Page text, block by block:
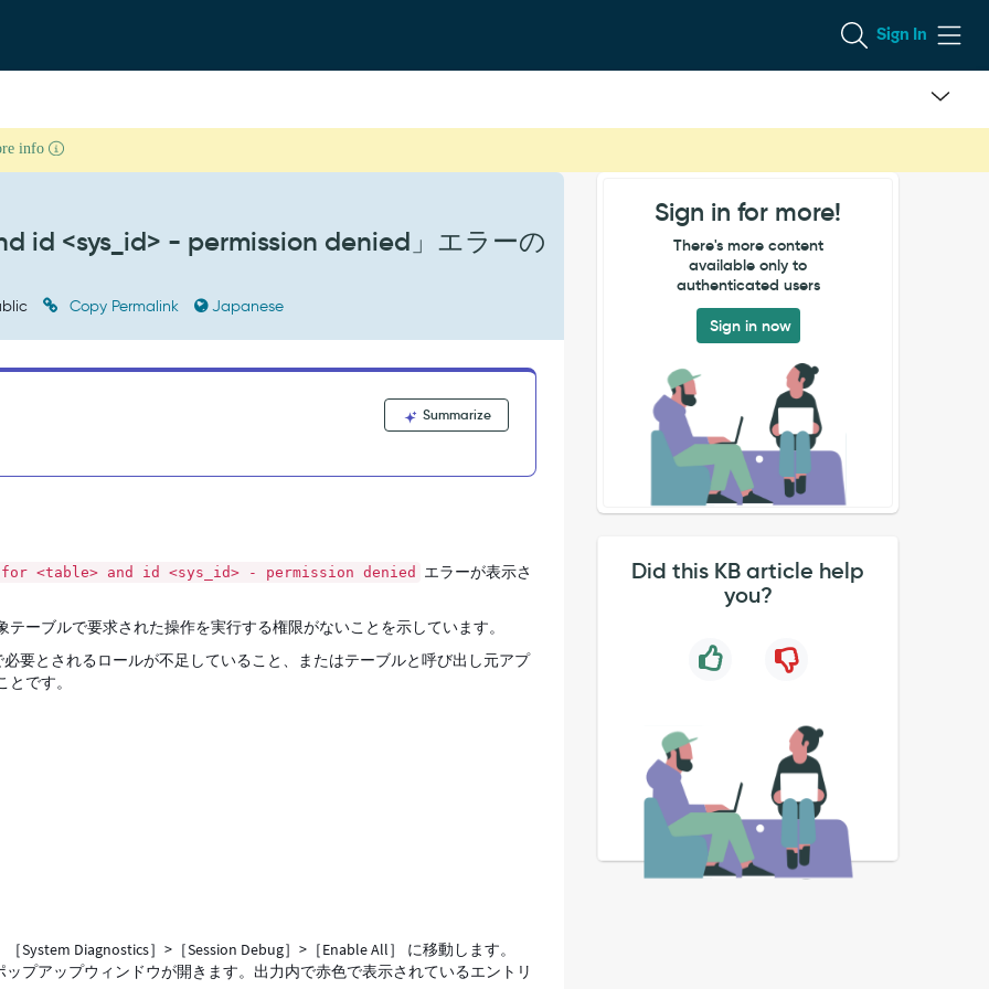
Sign In
info
id <sys_id> - permission denied」エラーの
Copy Permalink Japanese
Summarize
<table> and id <sys_id> - permission denied エラーが表示さ
ーブルで要求された操作を実行する権限がないことを示しています。
要とされるロールが不足していること、またはテーブルと呼び出し元アプ
です。
Diagnostics］>［Session Debug］>［Enable All］ に移動します。
プアップウィンドウが開きます。出力内で赤色で表示されているエントリ
Sign in for more!
There's more content
available only to
authenticated users
Sign in now
Did this KB article help
you?